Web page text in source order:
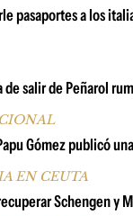
pasaportes a los
de salir de Peñarol
Gómez publicó
EN CEUTA
Schengen y